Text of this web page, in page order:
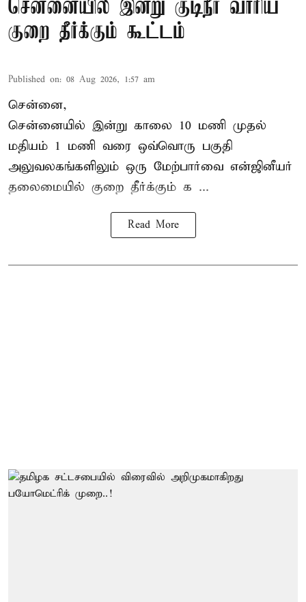
சென்னையில் இன்று குடிநீர் வாரிய
குறை தீர்க்கும் கூட்டம்
Published on: 08 Aug 2026, 1:57 am
சென்னை,
சென்னையில் இன்று காலை 10 மணி முதல்
மதியம் 1 மணி வரை ஒவ்வொரு பகுதி
அலுவலகங்களிலும் ஒரு மேற்பார்வை என்ஜினீயர்
தலைமையில் குறை தீர்க்கும் க ...
Read More